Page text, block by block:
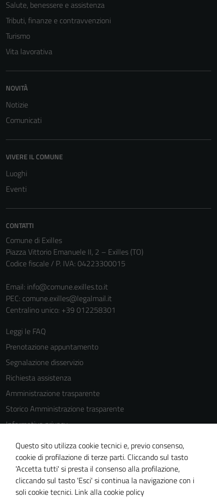
Salute, benessere e assistenza
Tributi, finanze e contravvenzioni
Turismo
Vita lavorativa
NOVITÀ
Notizie
Comunicati
VIVERE IL COMUNE
Luoghi
Eventi
CONTATTI
Comune di Exilles
Piazza Vittorio Emanuele II, 2 – Exilles (TO)
Codice fiscale / P. IVA: 04223300015
Email: info@comune.exilles.to.it
PEC: comune.exilles@legalmail.it
Centralino unico: +39 012258301
Leggi le FAQ
Prenotazione appuntamento
Segnalazione disservizio
Richiesta assistenza
Amministrazione trasparente
Storico Amministrazione trasparente
Informativa privacy
Cookie Policy
Note legali
Dichiarazione di accessibilità
Piano di miglioramento del sito
Questo sito utilizza cookie tecnici e, previo consenso,
cookie di profilazione di terze parti. Cliccando sul tasto
'Accetta tutti' si presta il consenso alla profilazione,
cliccando sul tasto 'Esci' si continua la navigazione con i
soli cookie tecnici. Link alla cookie policy